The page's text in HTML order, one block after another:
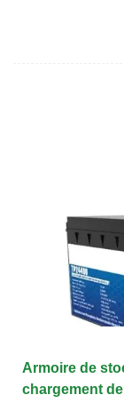
Armoire de
chargement de